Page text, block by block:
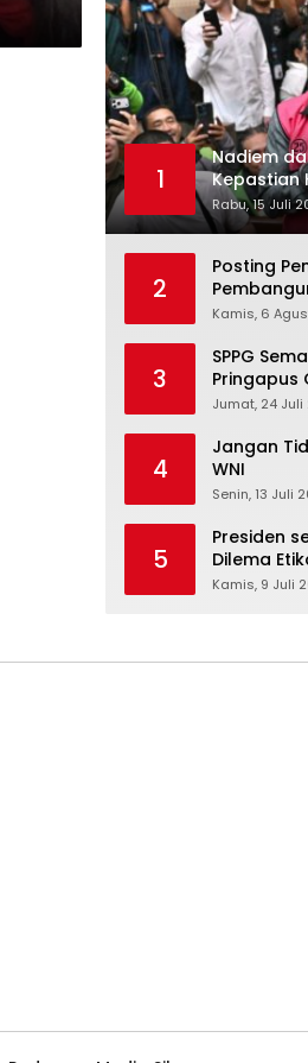
1
Nadiem
Kepastian
Pejabat
Rabu, 15 Juli
2
Posting
Facebook
“Dirujak”
Kamis, 6
3
SPPG
Pringapus
di PAUD
Jumat, 24 Juli
4
Jangan
WNI
Senin, 13 Juli
5
Presiden
Dilema
218–220
Kamis, 9 Juli